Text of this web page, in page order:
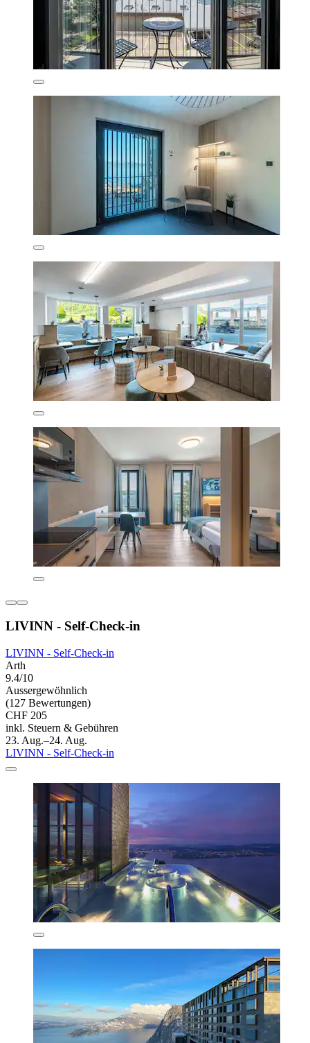
LIVINN - Self-Check-in
LIVINN - Self-Check-in
Arth
9.4/10
Aussergewöhnlich
(127 Bewertungen)
CHF 205
inkl. Steuern & Gebühren
23. Aug.–24. Aug.
LIVINN - Self-Check-in